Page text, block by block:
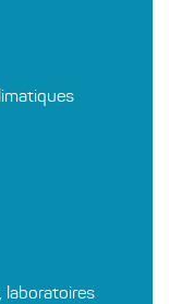
laboratoires